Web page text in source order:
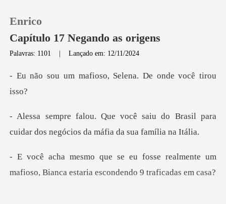
0
Histórico
Enrico
Capítulo 17 Negando as origens
Palavras: 1101 |Lançado em: 12/11/2024
ioso, Selena. De on
u do Brasil para
cuidar dos negócio
realmente um
mafioso, Bianca estar